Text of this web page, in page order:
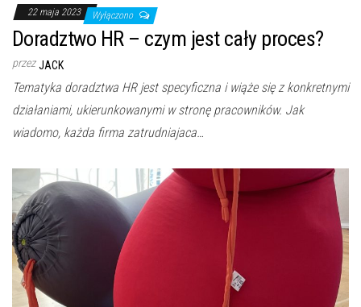
22 maja 2023 Wyłączono
Doradztwo HR – czym jest cały proces?
przez JACK
Tematyka doradztwa HR jest specyficzna i wiąże się z konkretnymi
działaniami, ukierunkowanymi w stronę pracowników. Jak
wiadomo, każda firma zatrudniajaca…